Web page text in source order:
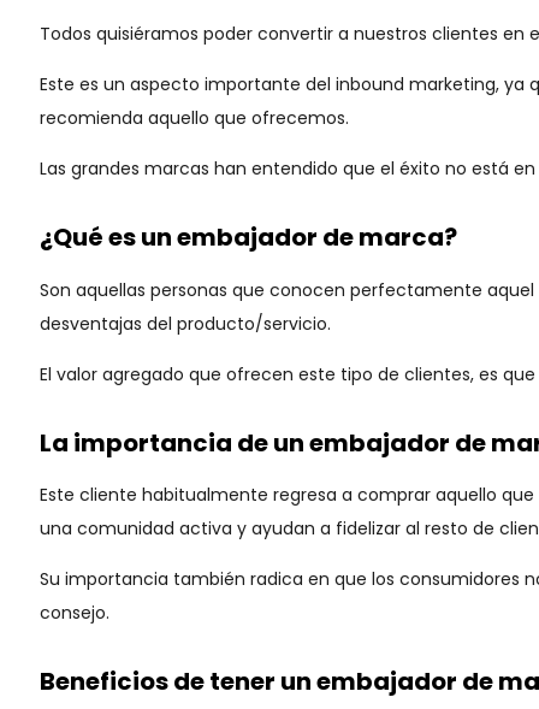
Todos quisiéramos poder convertir a nuestros clientes
Este es un aspecto importante del inbound marketing,
recomienda aquello que ofrecemos.
Las grandes marcas han entendido que el éxito no está
¿Qué es un embajador de marca?
Son aquellas personas que conocen perfectamente
desventajas del producto/servicio.
El valor agregado que ofrecen este tipo de clientes, es
La importancia de un embajador de
Este cliente habitualmente regresa a comprar aquello
una comunidad activa y ayudan a fidelizar al resto de
Su importancia también radica en que los consumidores
consejo.
Beneficiosde tener un embajador de